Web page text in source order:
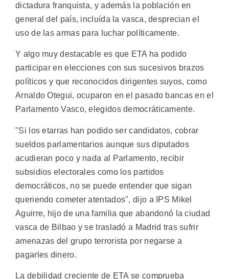
dictadura franquista, y además la población en
general del país, incluída la vasca, desprecian el
uso de las armas para luchar políticamente.
Y algo muy destacable es que ETA ha podido
participar en elecciones con sus sucesivos brazos
políticos y que reconocidos dirigentes suyos, como
Arnaldo Otegui, ocuparon en el pasado bancas en el
Parlamento Vasco, elegidos democráticamente.
"Si los etarras han podido ser candidatos, cobrar
sueldos parlamentarios aunque sus diputados
acudieran poco y nada al Parlamento, recibir
subsidios electorales como los partidos
democráticos, no se puede entender que sigan
queriendo cometer atentados", dijo a IPS Mikel
Aguirre, hijo de una familia que abandonó la ciudad
vasca de Bilbao y se trasladó a Madrid tras sufrir
amenazas del grupo terrorista por negarse a
pagarles dinero.
La debilidad creciente de ETA se comprueba